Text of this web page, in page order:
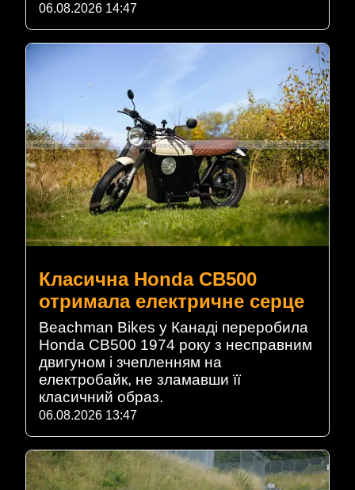
06.08.2026 14:47
Класична Honda CB500
отримала електричне серце
Beachman Bikes у Канаді переробила
Honda CB500 1974 року з несправним
двигуном і зчепленням на
електробайк, не зламавши її
класичний образ.
06.08.2026 13:47